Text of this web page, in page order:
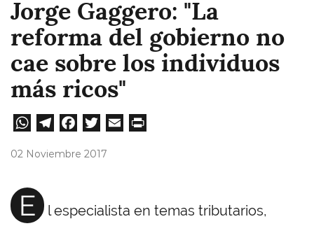
Jorge Gaggero: "La
reforma del gobierno no
cae sobre los individuos
más ricos"
W
A
pp
Te
m
Fa
02 Noviembre 2017
E
l especialista en temas tributarios,